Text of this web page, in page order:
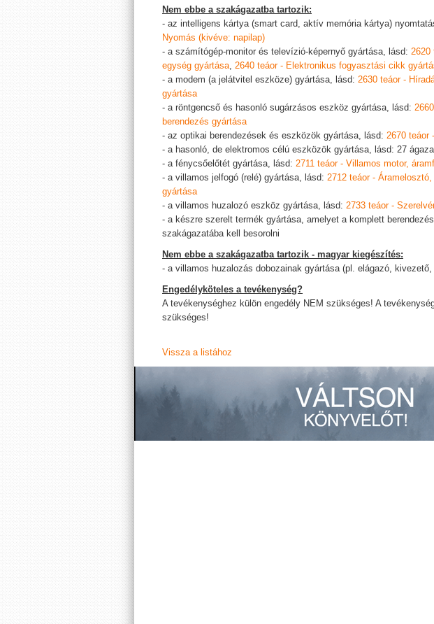
Nem ebbe a szakágazatba tartozik:
- az intelligens kártya (smart card, aktív memória kártya)
Nyomás (kivéve: napilap)
- a számítógép-monitor és televízió-képernyő gyártása, lásd: 2620
egység gyártása, 2640 teáor - Elektronikus fogyasztási cikk
- a modem (a jelátvitel eszköze) gyártása, lásd: 2630 teáor -
gyártása
- a röntgencső és hasonló sugárzásos eszköz gyártása, lásd:
berendezés gyártása
- az optikai berendezések és eszközök gyártása, lásd: 2670 teáor
- a hasonló, de elektromos célú eszközök gyártása, lásd: 27
- a fénycsőelőtét gyártása, lásd: 2711 teáor - Villamos motor,
- a villamos jelfogó (relé) gyártása, lásd: 2712 teáor -
gyártása
- a villamos huzalozó eszköz gyártása, lásd: 2733 teáor -
- a készre szerelt termék gyártása, amelyet a komplett
szakágazatába kell besorolni
Nem ebbe a szakágazatba tartozik - magyar kiegészítés:
- a villamos huzalozás dobozainak gyártása (pl. elágazó,
Engedélyköteles a tevékenység?
A tevékenységhez külön engedély NEM szükséges! A
szükséges!
Vissza a listához